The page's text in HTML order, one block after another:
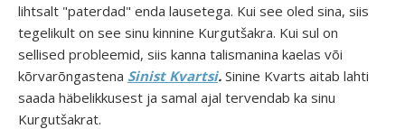
lihtsalt "paterdad" enda lausetega. Kui see oled sina, siis
tegelikult on see sinu kinnine Kurgutšakra. Kui sul on
sellised probleemid, siis kanna talismanina kaelas või
kõrvarõngastena Sinist Kvartsi. Sinine Kvarts aitab lahti
saada häbelikkusest ja samal ajal tervendab ka sinu
Kurgutšakrat.